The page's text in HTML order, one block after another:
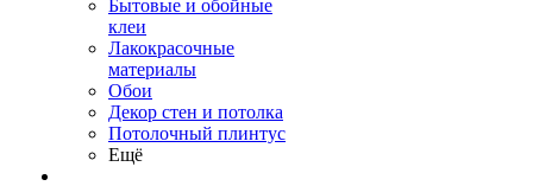
Бытовые и обойные
клеи
Лакокрасочные
материалы
Обои
Декор стен и потолка
Потолочный плинтус
Ещё